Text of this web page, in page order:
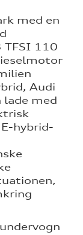
med en
TFSI 110
Audi
lade med
hybrid-